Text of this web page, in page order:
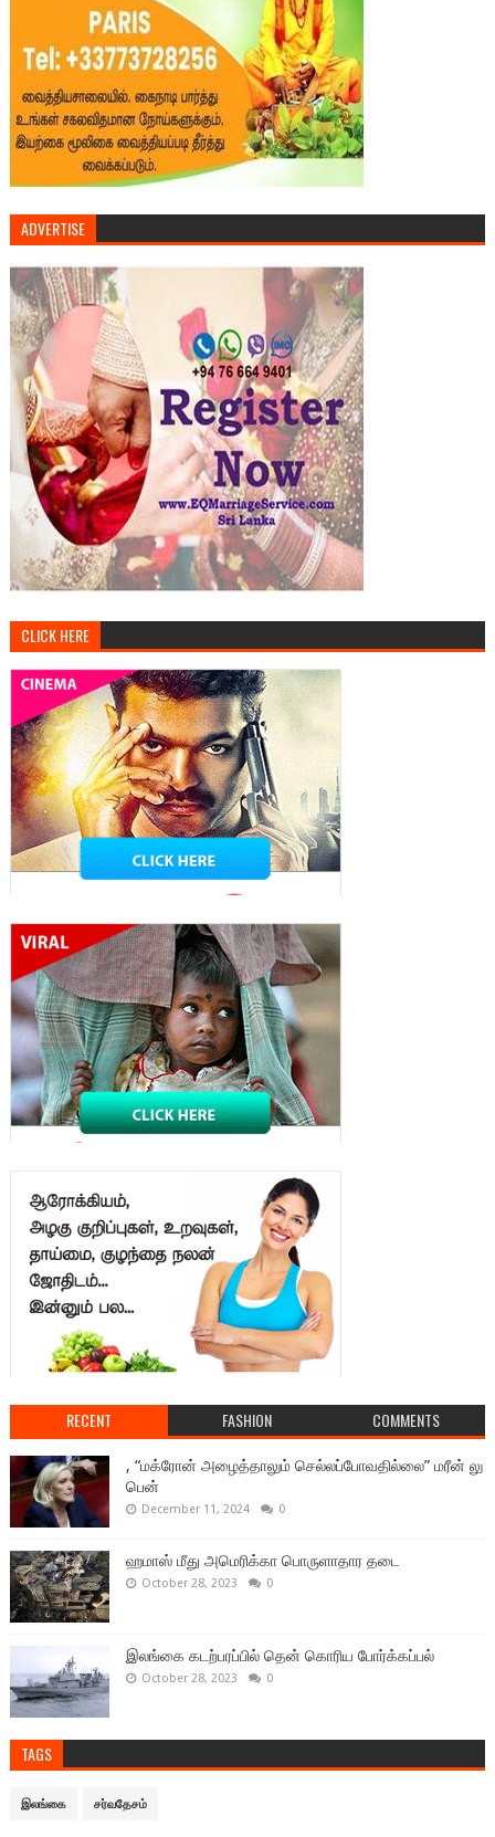
ADVERTISE
CLICK HERE
RECENT FASHION COMMENTS
, “மக்ரோன் அழைத்தாலும் செல்லப்போவதில்லை” மரீன் லு
பென்
December 11, 2024 0
ஹமாஸ் மீது அமெரிக்கா பொருளாதார தடை
October 28, 2023 0
இலங்கை கடற்பரப்பில் தென் கொரிய போர்க்கப்பல்
October 28, 2023 0
TAGS
இலங்கை சர்வதேசம்